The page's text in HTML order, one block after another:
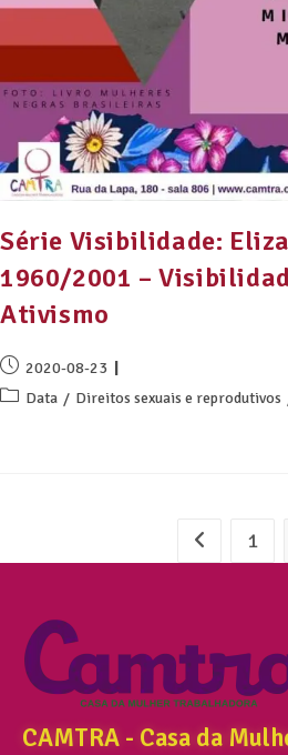
Série Visibilidade:
1960/2001 –
Ativismo
2020-08-23
Data / Direitos sexuais e reprodutivos
1
CAMTRA - Casa da